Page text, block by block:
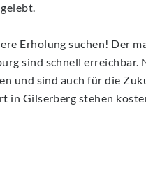
Erholung suchen! Der
sind schnell
und sind auch für die
in Gilserberg stehen